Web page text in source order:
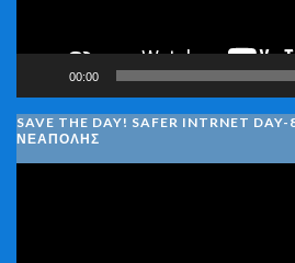
00:00
SAVE THE DAY! SAFER INTRNET
ΝΕΑΠΟΛΗΣ